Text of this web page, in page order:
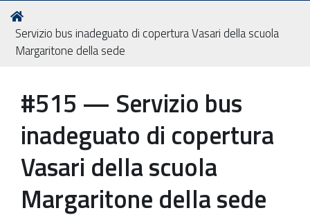
T
Servizio bus inadeguato di copertura Vasari della scuola
Margaritone della sede
#515 — Servizio bus
inadeguato di copertura
Vasari della scuola
Margaritone della sede